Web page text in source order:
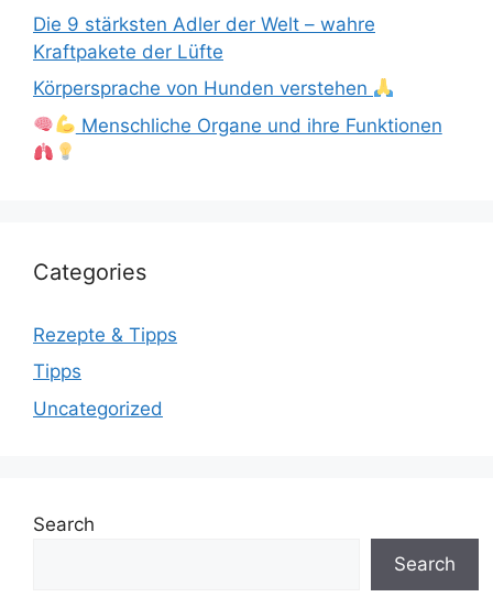
Die 9 stärksten Adler der Welt – wahre
Kraftpakete der Lüfte
Körpersprache von Hunden verstehen
Menschliche Organe und ihre Funktionen
Categories
Rezepte & Tipps
Tipps
Uncategorized
Search
Search